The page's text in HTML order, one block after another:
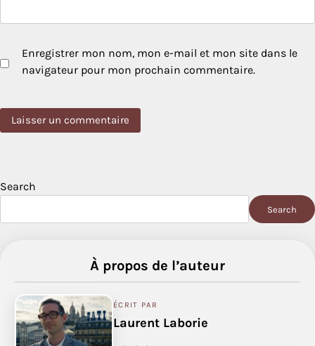
Enregistrer mon nom, mon e-mail et mon site dans le
navigateur pour mon prochain commentaire.
Search
Search
À propos de l’auteur
ÉCRIT PAR
Laurent Laborie